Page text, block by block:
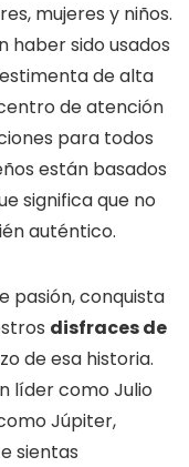
mujeres y niños.
haber sido usados
de alta
de atención
para todos
están basados
significa que no
auténtico.
pasión, conquista
disfraces de
de esa historia.
líder como Julio
Júpiter,
sientas